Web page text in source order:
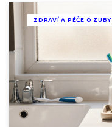
ZDRAVÍ A PÉČE O ZUBY